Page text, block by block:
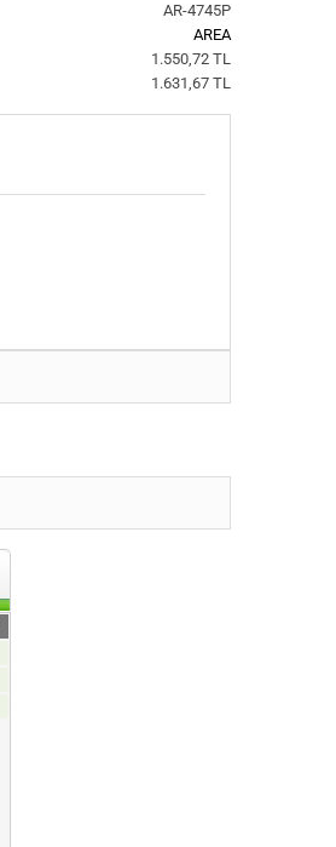
AR-4745P
AREA
1.550,72 TL
1.631,67 TL